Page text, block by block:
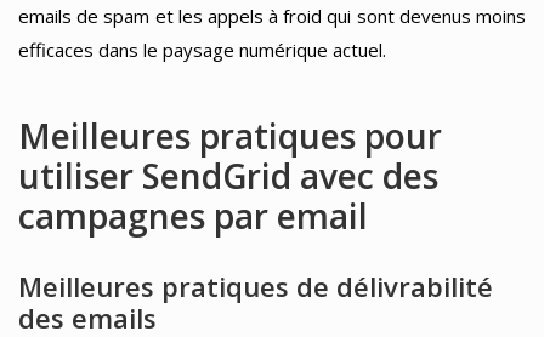
emails de spam et les appels à froid qui sont devenus moins
efficaces dans le paysage numérique actuel.
Meilleures pratiques pour
utiliser SendGrid avec des
campagnes par email
Meilleures pratiques de délivrabilité
des emails